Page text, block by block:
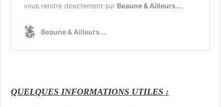
QUELQUES INFORMATIONS UTILES :